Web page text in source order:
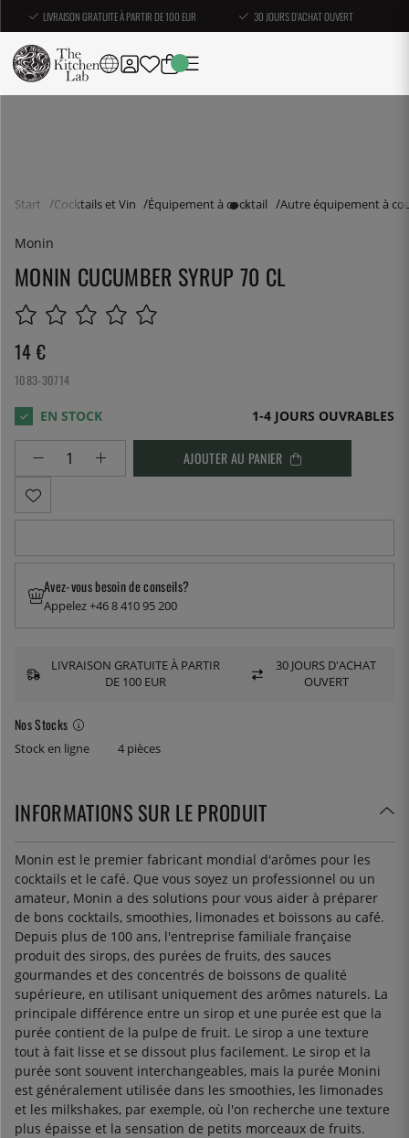
LIVRAISON GRATUITE À PARTIR DE 100 EUR 30 JOURS D'ACHAT OUVERT
Start Cocktails et Vin Équipement à cocktail Autre équipement à
Monin
MONIN CUCUMBER SYRUP 70 CL
14 €
1083-30714
1-4 JOURS OUVRABLES
AJOUTER AU PANIER
Nos Stocks
Stock en ligne 4 pièces
Avez-vous besoin de conseils?
Appelez +46 8 410 95 200
LIVRAISON GRATUITE À PARTIR
DE 100 EUR
30 JOURS D'ACHAT
OUVERT
INFORMATIONS SUR LE PRODUIT
Monin est le premier fabricant mondial d'arômes pour les
cocktails et le café. Que vous soyez un professionnel ou un
amateur, Monin a des solutions pour vous aider à préparer
de bons cocktails, smoothies, limonades et boissons au café.
Depuis plus de 100 ans, l'entreprise familiale française
produit des sirops, des purées de fruits, des sauces
gourmandes et des concentrés de boissons de qualité
supérieure, en utilisant uniquement des arômes naturels. La
principale différence entre un sirop et une purée est que la
purée contient de la pulpe de fruit. Le sirop a une texture
tout à fait lisse et se dissout plus facilement. Le sirop et la
purée sont souvent interchangeables, mais la purée Monini
est généralement utilisée dans les smoothies, les limonades
et les milkshakes, par exemple, où l'on recherche une texture
plus épaisse et la sensation de petits morceaux de fruits.